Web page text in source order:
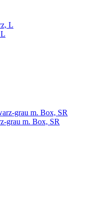
grau m. Box, SR